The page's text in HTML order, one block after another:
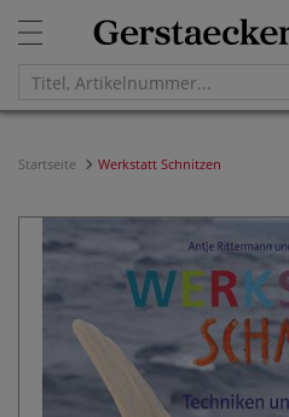
Startseite Werkstatt Schnitzen